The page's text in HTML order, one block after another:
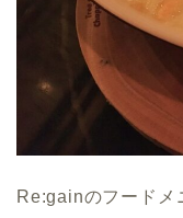
Re:gainのフードメ